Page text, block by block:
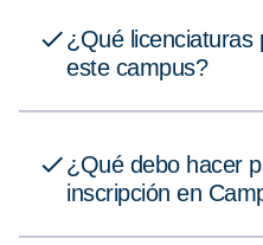
¿Qué licenciaturas
este campus?
¿Qué debo hacer
inscripción en